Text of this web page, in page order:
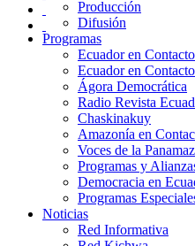
Producción
Difusión
Programas
Ecuador en
Ecuador en
Ágora Democrática
Radio Revista
Chaskinakuy
Amazonía en
Voces de la
Programas y
Democracia en
Programas
Noticias
Red Informativa